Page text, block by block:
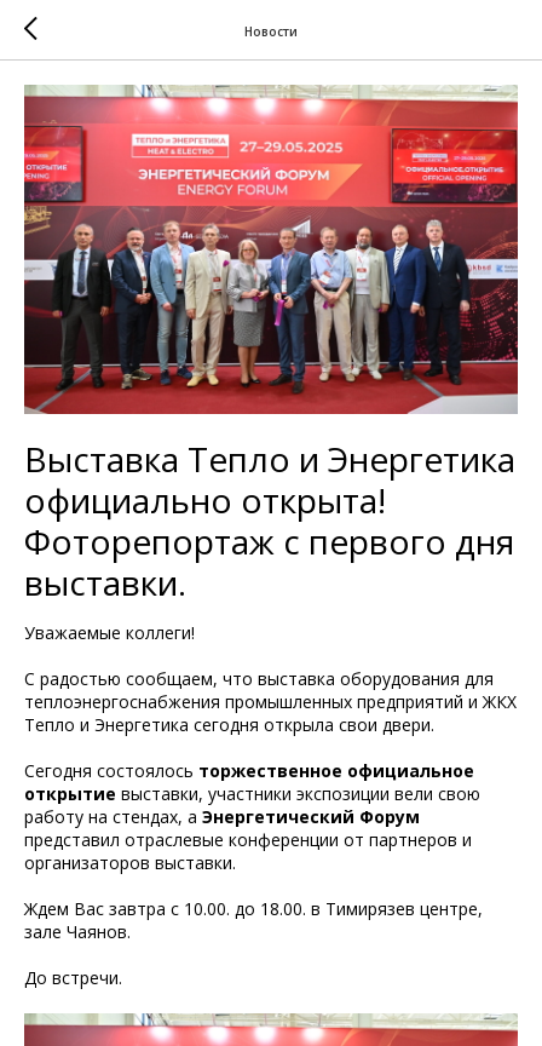
Новости
Выставка Тепло и Энергетика
официально открыта!
Фоторепортаж с первого дня
выставки.
Уважаемые коллеги!
С радостью сообщаем, что выставка оборудования для
теплоэнергоснабжения промышленных предприятий и ЖКХ
Тепло и Энергетика сегодня открыла свои двери.
Сегодня состоялось торжественное официальное
открытие выставки, участники экспозиции вели свою
работу на стендах, а Энергетический Форум
представил отраслевые конференции от партнеров и
организаторов выставки.
Ждем Вас завтра с 10.00. до 18.00. в Тимирязев центре,
зале Чаянов.
До встречи.